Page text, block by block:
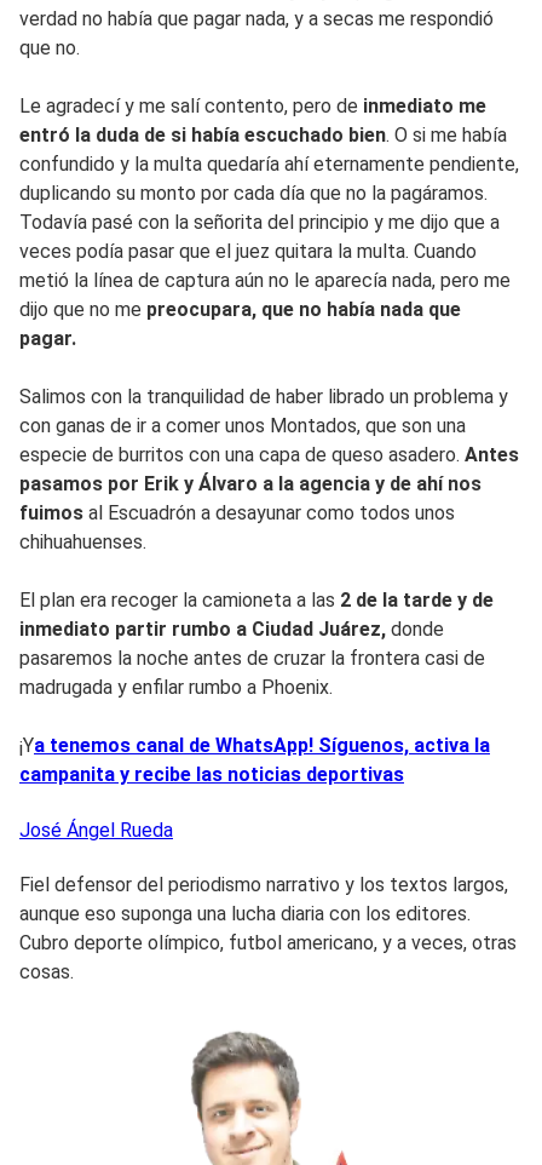
verdad no había que pagar nada, y a secas me respondió
que no.
Le agradecí y me salí contento, pero de inmediato me
entró la duda de si había escuchado bien. O si me había
confundido y la multa quedaría ahí eternamente pendiente,
duplicando su monto por cada día que no la pagáramos.
Todavía pasé con la señorita del principio y me dijo que a
veces podía pasar que el juez quitara la multa. Cuando
metió la línea de captura aún no le aparecía nada, pero me
dijo que no me preocupara, que no había nada que
pagar.
Salimos con la tranquilidad de haber librado un problema y
con ganas de ir a comer unos Montados, que son una
especie de burritos con una capa de queso asadero. Antes
pasamos por Erik y Álvaro a la agencia y de ahí nos
fuimos al Escuadrón a desayunar como todos unos
chihuahuenses.
El plan era recoger la camioneta a las 2 de la tarde y de
inmediato partir rumbo a Ciudad Juárez, donde
pasaremos la noche antes de cruzar la frontera casi de
madrugada y enfilar rumbo a Phoenix.
¡Ya tenemos canal de WhatsApp! Síguenos, activa la
campanita y recibe las noticias deportivas
José Ángel Rueda
Fiel defensor del periodismo narrativo y los textos largos,
aunque eso suponga una lucha diaria con los editores.
Cubro deporte olímpico, futbol americano, y a veces, otras
cosas.